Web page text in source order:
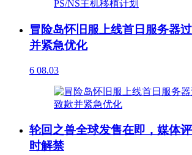
冒险岛怀旧服上线首日服务器
并紧急优化
6 08.03
轮回之兽全球发售在即，媒体
时解禁